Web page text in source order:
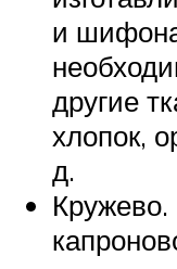
и
другие
хлопок,
д.